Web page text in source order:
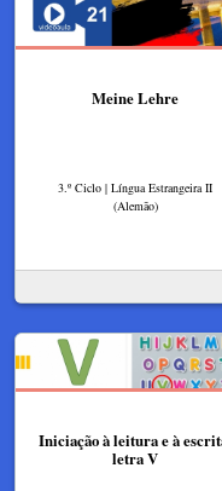
Meine Lehre
3.º Ciclo | Língua Estrangeira II
(Alemão)
Iniciação à leitura e à
letra V